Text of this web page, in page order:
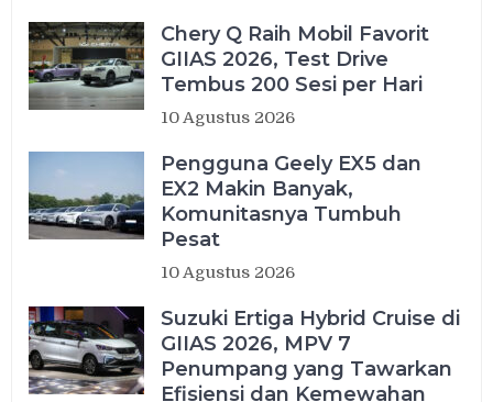
Chery Q Raih Mobil Favorit
GIIAS 2026, Test Drive
Tembus 200 Sesi per Hari
10 Agustus 2026
Pengguna Geely EX5 dan
EX2 Makin Banyak,
Komunitasnya Tumbuh
Pesat
10 Agustus 2026
Suzuki Ertiga Hybrid Cruise di
GIIAS 2026, MPV 7
Penumpang yang Tawarkan
Efisiensi dan Kemewahan